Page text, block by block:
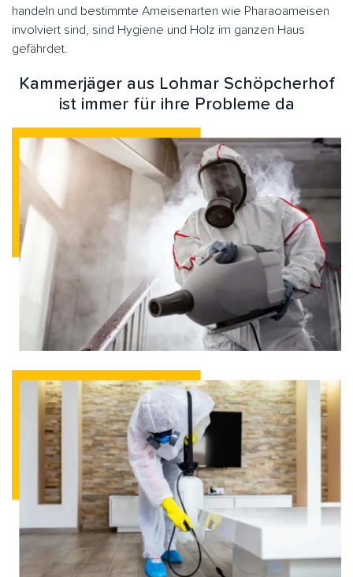
handeln und bestimmte Ameisenarten wie Pharaoameisen
involviert sind, sind Hygiene und Holz im ganzen Haus
gefährdet.
Kammerjäger aus Lohmar Schöpcherhof
ist immer für ihre Probleme da